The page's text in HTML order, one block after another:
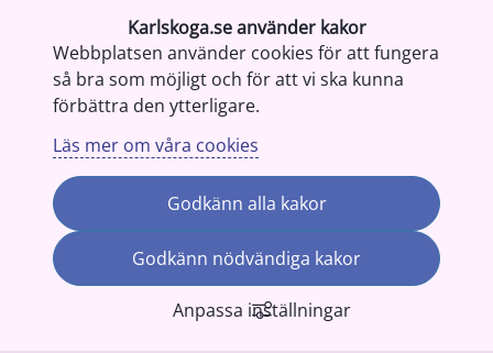
Karlskoga.se använder kakor
Webbplatsen använder cookies för att fungera
så bra som möjligt och för att vi ska kunna
förbättra den ytterligare.
Läs mer om våra cookies
Godkänn alla kakor
Godkänn nödvändiga kakor
Anpassa inställningar